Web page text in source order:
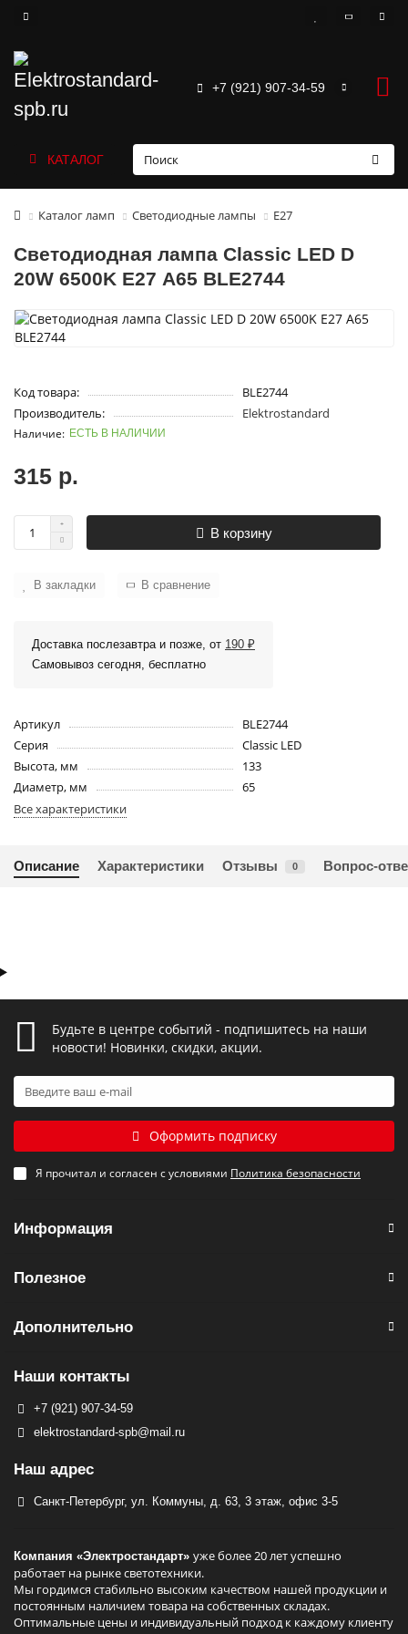
+7 (921) 907-34-59
КАТАЛОГ
Каталог ламп Светодиодные лампы Е27
Светодиодная лампа Classic LED D
20W 6500K E27 А65 BLE2744
Код товара:
BLE2744
Производитель:
Elektrostandard
ЕСТЬ В НАЛИЧИИ
315 р.
В корзину
В закладки В сравнение
Доставка послезавтра и позже, от 190 ₽
Самовывоз сегодня, бесплатно
Артикул
BLE2744
Серия
Classic LED
Высота, мм
133
Диаметр, мм
65
Все характеристики
Описание Характеристики Отзывы 0 Вопрос-
Будьте в центре событий - подпишитесь на наши
новости! Новинки, скидки, акции.
Оформить подписку
Я прочитал и согласен с условиями Политика безопасности
Информация
Полезное
Дополнительно
Наши контакты
+7 (921) 907-34-59
elektrostandard-spb@mail.ru
Наш адрес
Санкт-Петербург, ул. Коммуны, д. 63, 3 этаж, офис 3-5
Компания «Электростандарт» уже более 20 лет успешно
работает на рынке светотехники.
Мы гордимся стабильно высоким качеством нашей продукции и
постоянным наличием товара на собственных складах.
Оптимальные цены и индивидуальный подход к каждому клиенту